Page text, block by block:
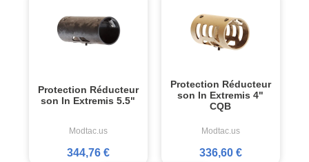
Protection Réducteur
son In Extremis 5.5"
Modtac.us
344,76 €
Protection Réducteur
son In Extremis 4"
CQB
Modtac.us
336,60 €